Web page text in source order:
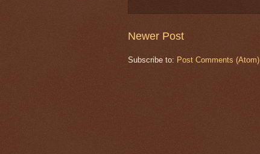
Newer Post
Subscribe to: Post Comments (Atom)